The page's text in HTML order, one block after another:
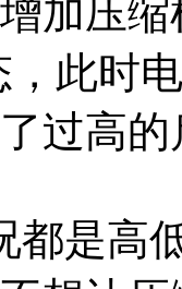
加压
，此时
过高
是高低